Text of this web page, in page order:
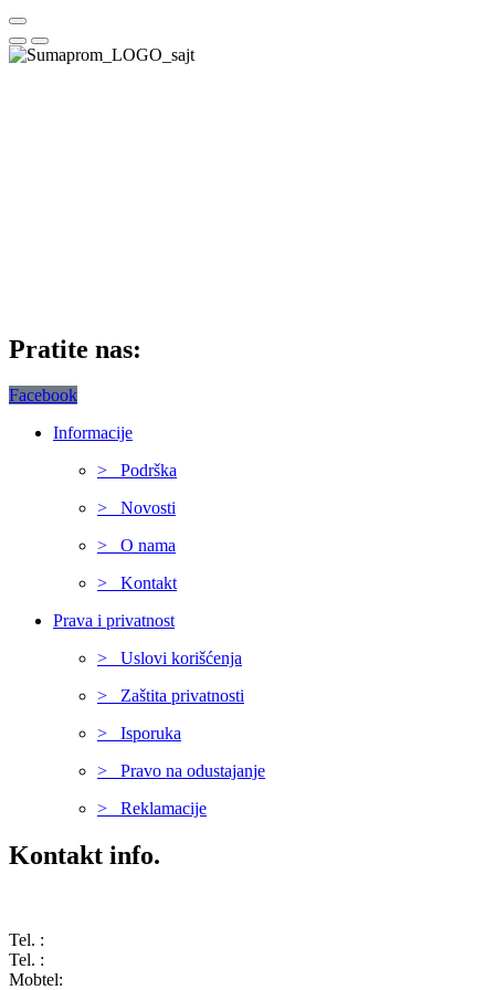
Pratite nas:
Facebook
Informacije
> Podrška
> Novosti
> O nama
> Kontakt
Prava i privatnost
> Uslovi korišćenja
> Zaštita privatnosti
> Isporuka
> Pravo na odustajanje
> Reklamacije
Kontakt info.
Tel. :
Tel. :
Mobtel: